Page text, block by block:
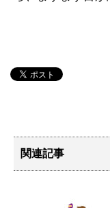
関連記事